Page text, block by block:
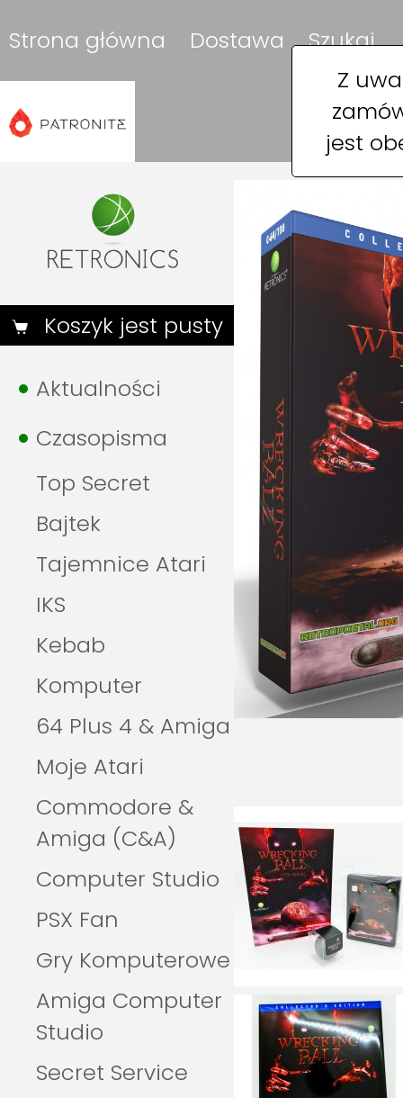
Z
jest
Strona główna Dostawa Szukaj
Koszyk jest pusty
Aktualności
Czasopisma
Top Secret
Bajtek
Tajemnice Atari
IKS
Kebab
Komputer
64 Plus 4 & Amiga
Moje Atari
Commodore &
Amiga (C&A)
Computer Studio
PSX Fan
Gry Komputerowe
Amiga Computer
Studio
Secret Service